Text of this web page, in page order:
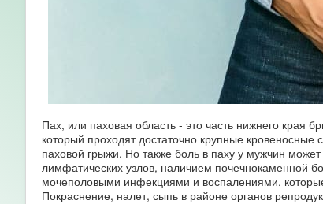
Пах, или паховая область - это часть нижнего края
который проходят достаточно крупные
паховой грыжи. Но также боль в паху у мужчин
лимфатических узлов, наличием почечнокаменной
мочеполовыми инфекциями и воспалениями,
Покраснение, налет, сыпь в районе органов